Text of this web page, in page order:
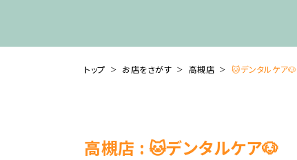
トップ お店をさがす 高槻店 🐱デンタルケア🐶
高槻店 : 🐱デンタルケア🐶